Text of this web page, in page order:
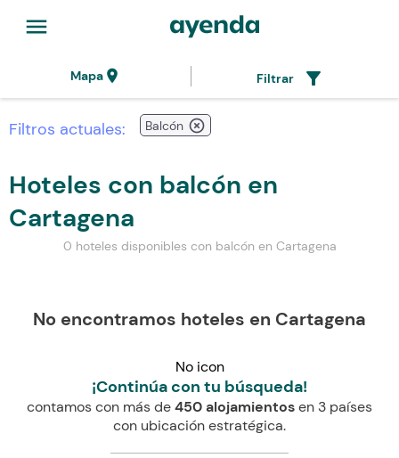
menu
Mapalocation_on Filtrar filter_alt
Filtros actuales: Balcón highlight_off
Hoteles con balcón en
Cartagena
0 hoteles disponibles con balcón en Cartagena
No encontramos hoteles en Cartagena
No icon
¡Continúa con tu búsqueda!
contamos con más de450 alojamientosen 3 países
con ubicación estratégica.